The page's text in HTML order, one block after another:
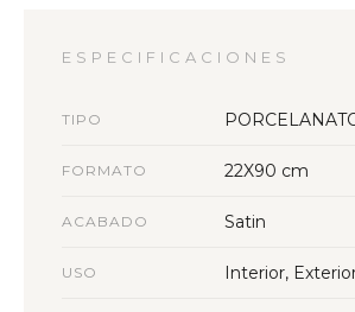
ESPECIFICACIONES
TIPO
FORMATO 22X90 cm
ACABADO Satin
USO Interior,